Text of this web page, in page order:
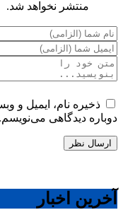
منتشر نخواهد شد.
ذخیره نام، ایمیل و
دوباره دیدگاهی می‌نویسم.
آخرین اخبار